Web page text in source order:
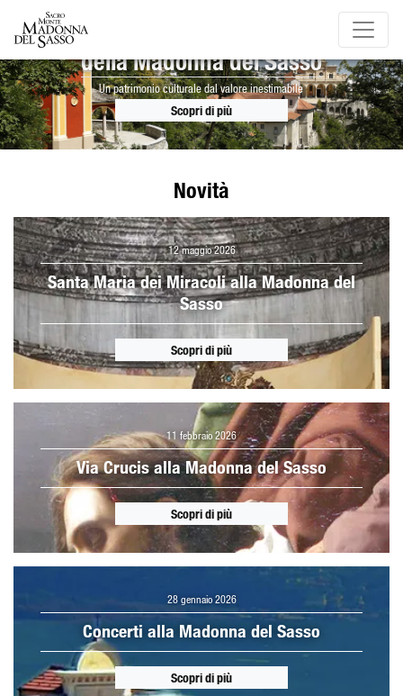
della Madonna del Sasso
Un patrimonio culturale dal valore inestimabile
Scopri di più
Novità
12 maggio 2026
Santa Maria dei Miracoli alla Madonna del
Sasso
Scopri di più
11 febbraio 2026
Via Crucis alla Madonna del Sasso
Scopri di più
28 gennaio 2026
Concerti alla Madonna del Sasso
Scopri di più